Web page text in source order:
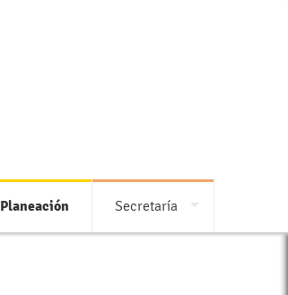
Planeación Secretaría